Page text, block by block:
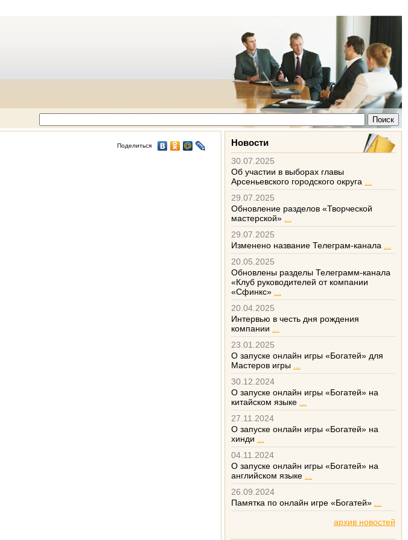
Поделиться Новости
30.07.2025
Об участии в выборах главы
Арсеньевского городского округа
29.07.2025
Обновление разделов «Творческой
мастерской»
29.07.2025
Изменено название Телеграм-канала
20.05.2025
Обновлены разделы Телеграмм-канала
«Клуб руководителей от компании
«Сфинкс»
20.04.2025
Интервью в честь дня рождения
компании
23.01.2025
О запуске онлайн игры «Богатей» для
Мастеров игры
30.12.2024
О запуске онлайн игры «Богатей» на
китайском языке
27.11.2024
О запуске онлайн игры «Богатей» на
хинди
04.11.2024
О запуске онлайн игры «Богатей» на
английском языке
26.09.2024
Памятка по онлайн игре «Богатей»
архив новостей